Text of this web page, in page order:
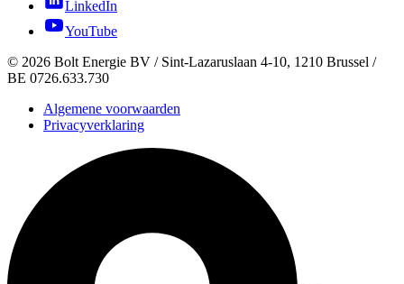
LinkedIn
YouTube
© 2026 Bolt Energie BV / Sint-Lazaruslaan 4-10, 1210 Brussel /
BE 0726.633.730
Algemene voorwaarden
Privacyverklaring